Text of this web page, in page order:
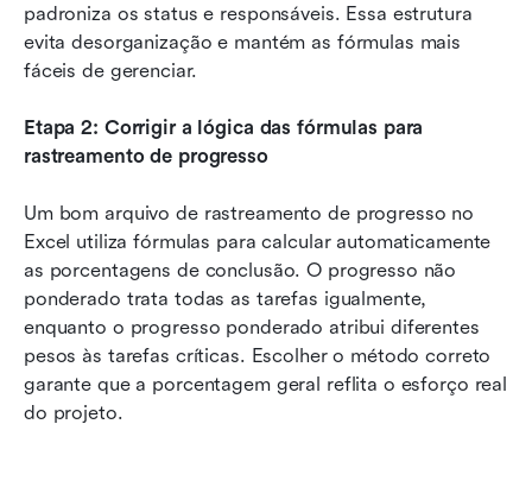
padroniza os status e responsáveis. Essa estrutura
evita desorganização e mantém as fórmulas mais
fáceis de gerenciar.
Etapa 2: Corrigir a lógica das fórmulas para
rastreamento de progresso
Um bom arquivo de rastreamento de progresso no
Excel utiliza fórmulas para calcular automaticamente
as porcentagens de conclusão. O progresso não
ponderado trata todas as tarefas igualmente,
enquanto o progresso ponderado atribui diferentes
pesos às tarefas críticas. Escolher o método correto
garante que a porcentagem geral reflita o esforço real
do projeto.